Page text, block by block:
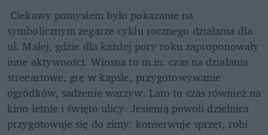
symbolicznym zegarze cyklu rocznego działania dla
ul. Małej, gdzie dla każdej pory roku zaproponowały
inne aktywności. Wiosna to m.in. czas na działania
streeartowe, grę w kapsle, przygotowywanie
ogródków, sadzenie warzyw. Lato to czas również na
kino letnie i święto ulicy. Jesienią powoli dzielnica
przygotowuje się do zimy: konserwuje sprzęt, robi